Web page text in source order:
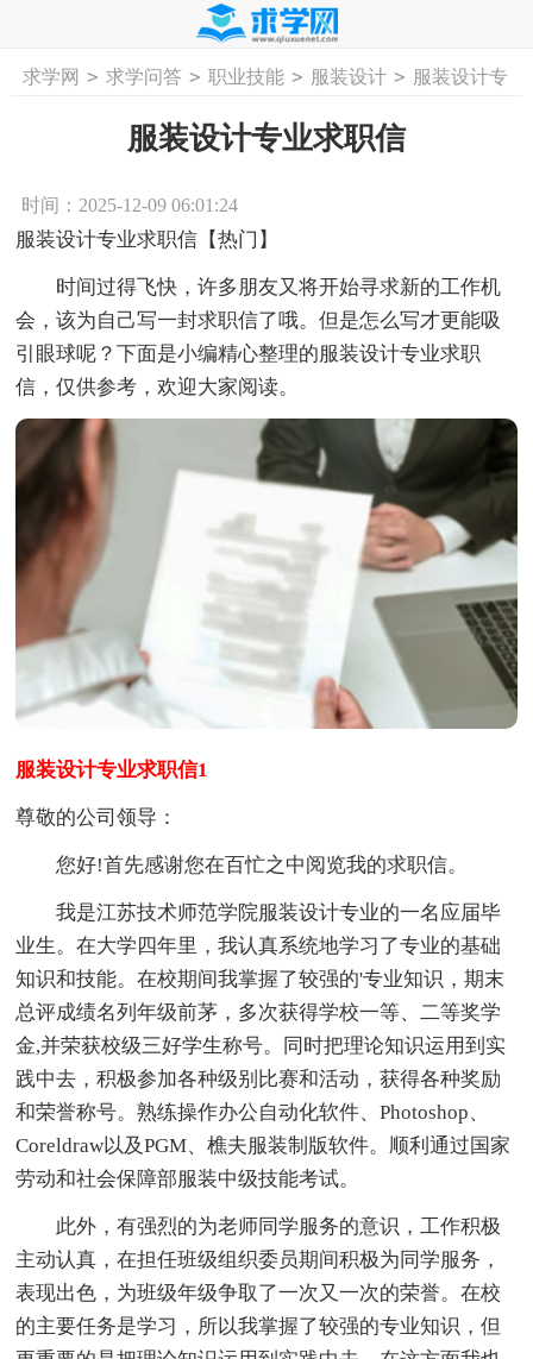
首页 工作计划 活动计划 学习计划
求学网 > 求学问答 > 职业技能 > 服装设计 > 服装设计专
服装设计专业求职信
时间：2025-12-09 06:01:24
服装设计专业求职信【热门】
时间过得飞快，许多朋友又将开始寻求新的工作机
会，该为自己写一封求职信了哦。但是怎么写才更能吸
引眼球呢？下面是小编精心整理的服装设计专业求职
信，仅供参考，欢迎大家阅读。
服装设计专业求职信1
尊敬的公司领导：
您好!首先感谢您在百忙之中阅览我的求职信。
我是江苏技术师范学院服装设计专业的一名应届毕
业生。在大学四年里，我认真系统地学习了专业的基础
知识和技能。在校期间我掌握了较强的'专业知识，期末
总评成绩名列年级前茅，多次获得学校一等、二等奖学
金,并荣获校级三好学生称号。同时把理论知识运用到实
践中去，积极参加各种级别比赛和活动，获得各种奖励
和荣誉称号。熟练操作办公自动化软件、Photoshop、
Coreldraw以及PGM、樵夫服装制版软件。顺利通过国家
劳动和社会保障部服装中级技能考试。
此外，有强烈的为老师同学服务的意识，工作积极
主动认真，在担任班级组织委员期间积极为同学服务，
表现出色，为班级年级争取了一次又一次的荣誉。在校
的主要任务是学习，所以我掌握了较强的专业知识，但